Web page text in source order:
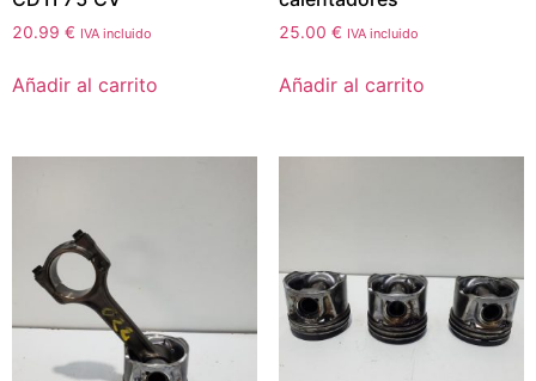
20.99 € IVA incluido
Añadir al carrito
25.00 € IVA incluido
Añadir al carrito